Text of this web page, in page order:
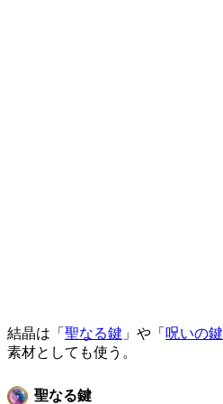
結晶は「 聖なる鍵 」や「 呪いの鍵
素材としても使う。
聖なる鍵